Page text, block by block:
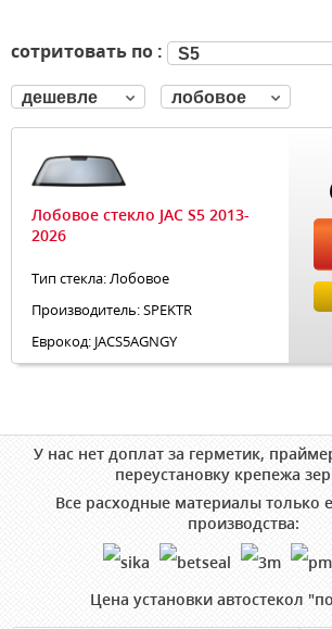
сотритовать по : S5
дешевле лобовое
Лобовое стекло JAC S5 2013-
2026
Тип стекла: Лобовое
Производитель: SPEKTR
Еврокод: JACS5AGNGY
У нас нет доплат за герметик,
переустановку крепежа
Все расходные материалы только
производства:
Цена установки автостекол